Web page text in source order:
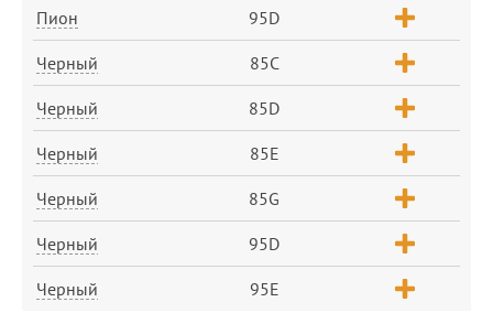
Пион 95D
Черный 85C
Черный 85D
Черный 85E
Черный 85G
Черный 95D
Черный 95E